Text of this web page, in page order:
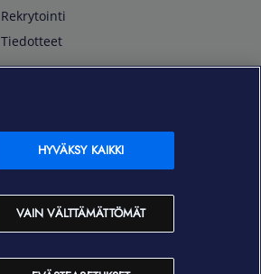
Rekrytointi
Tiedotteet
OmaElisa Self Service
Moving to Finland
Elisa Corporation
VAIN VÄLTTÄMÄTTÖMÄT
HYVÄKSY KAIKKI